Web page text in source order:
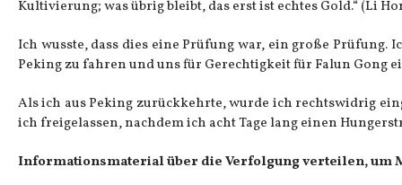
Kultivierung; was übrig bleibt, das erst ist echtes Gold.“ (Li
Ich wusste, dass dies eine Prüfung war, ein große
Peking zu fahren und uns für Gerechtigkeit für Falun Gong
Als ich aus Peking zurückkehrte, wurde ich rechtswidrig
ich freigelassen, nachdem ich acht Tage lang einen
Informationsmaterial über die Verfolgung verteilen, um